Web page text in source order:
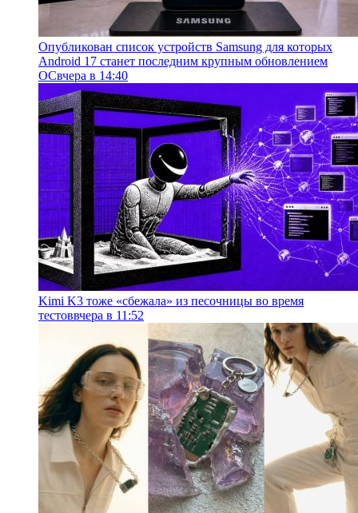
Опубликован список устройств Samsung для которых
Android 17 станет последним крупным обновлением
ОСвчера в 14:40
Kimi K3 тоже «сбежала» из песочницы во время
тестоввчера в 11:52